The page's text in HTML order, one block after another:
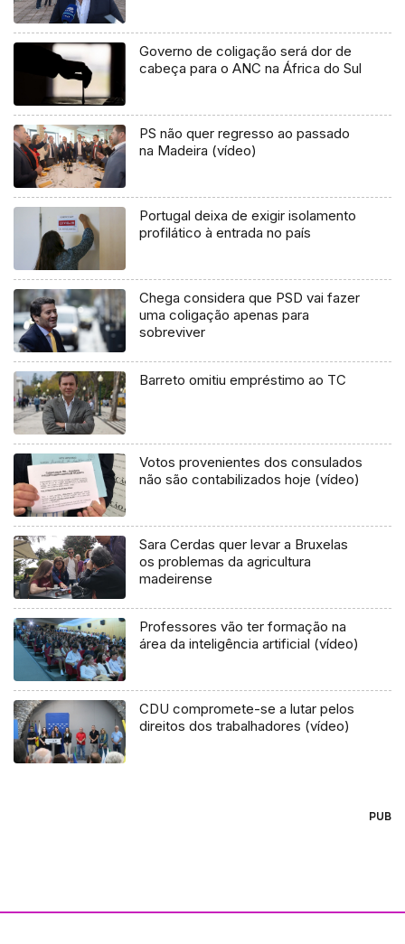
Governo de coligação será dor de
cabeça para o ANC na África do Sul
PS não quer regresso ao passado
na Madeira (vídeo)
Portugal deixa de exigir isolamento
profilático à entrada no país
Chega considera que PSD vai fazer
uma coligação apenas para
sobreviver
Barreto omitiu empréstimo ao TC
Votos provenientes dos consulados
não são contabilizados hoje (vídeo)
Sara Cerdas quer levar a Bruxelas
os problemas da agricultura
madeirense
Professores vão ter formação na
área da inteligência artificial (vídeo)
CDU compromete-se a lutar pelos
direitos dos trabalhadores (vídeo)
PUB